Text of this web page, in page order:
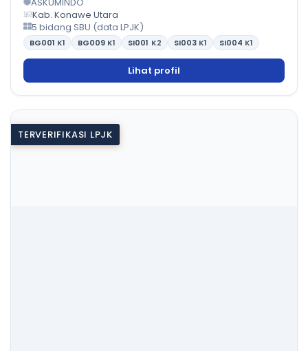
Kab. Konawe Utara
5 bidang SBU (data LPJK)
BG001 K1 BG009 K1 SI001 K2 SI003 K1 SI004 K1
Lihat profil
TERVERIFIKASI LPJK